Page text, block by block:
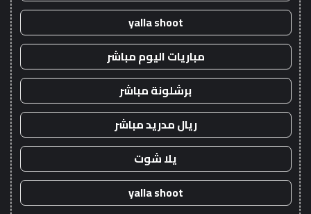
yalla shoot
مباريات اليوم مباشر
برشلونة مباشر
ريال مدريد مباشر
يلا شوت
yalla shoot